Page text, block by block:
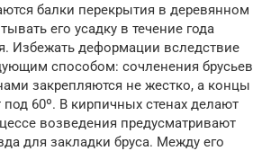
балки перекрытия в деревянном
его усадку в течение года
Избежать деформации вследствие
способом: сочленения брусьев
закрепляются не жестко, а концы
под 60º. В кирпичных стенах делают
возведения предусматривают
для закладки бруса. Между его